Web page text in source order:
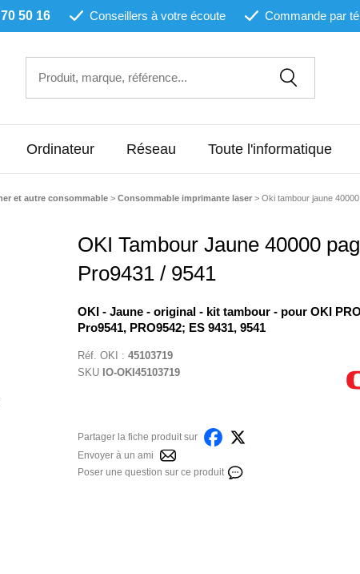
50 16 Conseillers à votre écoute Commande par
Ordinateur Réseau Toute l'informatique
et autre consommable > Consommable imprimante laser> Oki tambour jaune
OKI Tambour Jaune 40000
Pro9431 / 9541
OKI - Jaune - original - kit tambour - pour OKI
Pro9541, PRO9542; ES 9431, 9541
Réf. OKI : 45103719
SKU IO-OKI45103719
Partager la fiche produit sur
Envoyer à un ami
Poser une question sur ce produit